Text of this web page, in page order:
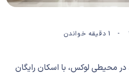
1 دقیقه خواندن
محیطی لوکس، با اسکان رایگان